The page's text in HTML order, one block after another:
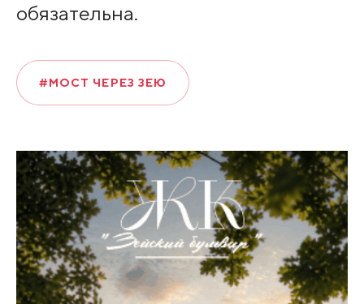
обязательна.
#МОСТ ЧЕРЕЗ ЗЕЮ